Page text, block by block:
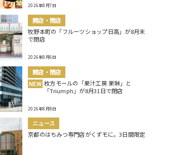
2026年8月7日
開店・閉店
牧野本町の「フルーツショップ日高」が8月末
で閉店
2026年8月6日
開店・閉店
NEW 枚方モールの「果汁工房 果琳」と
「Triumph」が8月31日で閉店
2026年8月8日
ニュース
京都のはちみつ専門店がくずモに。3日間限定